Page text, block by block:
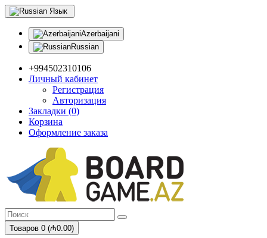
Язык
Azerbaijani
Russian
+994502310106
Личный кабинет
Регистрация
Авторизация
Закладки (0)
Корзина
Оформление заказа
Товаров 0 (₼0.00)